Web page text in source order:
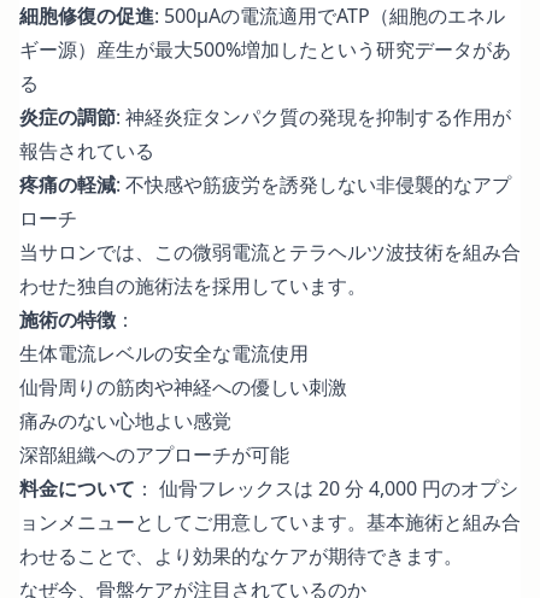
細胞修復の促進: 500μAの電流適用でATP（細胞のエネル
ギー源）産生が最大500%増加したという研究データがあ
る
炎症の調節: 神経炎症タンパク質の発現を抑制する作用が
報告されている
疼痛の軽減: 不快感や筋疲労を誘発しない非侵襲的なアプ
ローチ
当サロンでは、この微弱電流とテラヘルツ波技術を組み合
わせた独自の施術法を採用しています。
施術の特徴 ：
生体電流レベルの安全な電流使用
仙骨周りの筋肉や神経への優しい刺激
痛みのない心地よい感覚
深部組織へのアプローチが可能
料金について ： 仙骨フレックスは 20 分 4,000 円のオプシ
ョンメニューとしてご用意しています。基本施術と組み合
わせることで、より効果的なケアが期待できます。
なぜ今、骨盤ケアが注目されているのか